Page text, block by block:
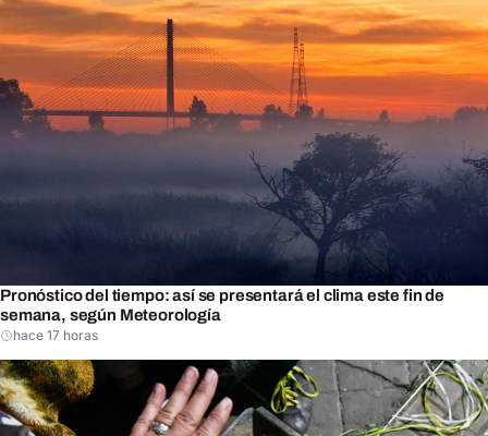
Pronóstico del tiempo: así se presentará el clima este fin de
semana, según Meteorología
hace 17 horas